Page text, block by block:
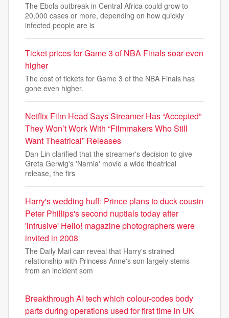
The Ebola outbreak in Central Africa could grow to
20,000 cases or more, depending on how quickly
infected people are is
Ticket prices for Game 3 of NBA Finals soar even
higher
The cost of tickets for Game 3 of the NBA Finals has
gone even higher.
Netflix Film Head Says Streamer Has “Accepted”
They Won’t Work With “Filmmakers Who Still
Want Theatrical” Releases
Dan Lin clarified that the streamer's decision to give
Greta Gerwig's 'Narnia' movie a wide theatrical
release, the firs
Harry's wedding huff: Prince plans to duck cousin
Peter Phillips's second nuptials today after
'intrusive' Hello! magazine photographers were
invited in 2008
The Daily Mail can reveal that Harry's strained
relationship with Princess Anne's son largely stems
from an incident som
Breakthrough AI tech which colour-codes body
parts during operations used for first time in UK